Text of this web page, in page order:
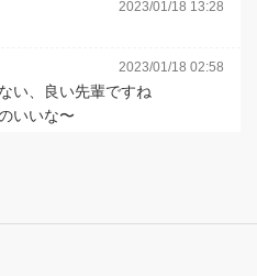
2023/01/18 13:28
2023/01/18 02:58
い、良い先輩ですね
いいな〜